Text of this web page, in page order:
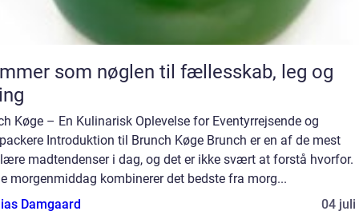
som nøglen til fællesskab, leg og
Køge – En Kulinarisk Oplevelse for Eventyrrejsende og
Introduktion til Brunch Køge Brunch er en af de mest
madtendenser i dag, og det er ikke svært at forstå hvorfor.
morgenmiddag kombinerer det bedste fra morg...
Damgaard
04 juli